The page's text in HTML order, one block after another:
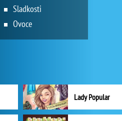
Sladkosti
Ovoce
Lady Popular